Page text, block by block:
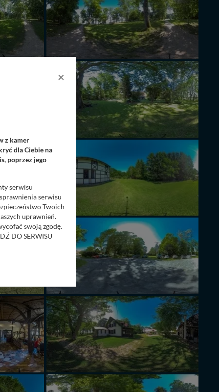
×
z kamer
dla Ciebie na
poprzez jego
serwisu
serwisu
Twoich
uprawnień.
swoją zgodę.
DO SERWISU
ul. Wiejska 17,
zabronić ich
w odniesieniu do
- w pewnych